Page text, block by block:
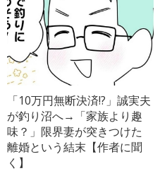
「10万円無断決済!?」誠実夫
が釣り沼へ→「家族より趣
味？」限界妻が突きつけた
離婚という結末【作者に聞
く】